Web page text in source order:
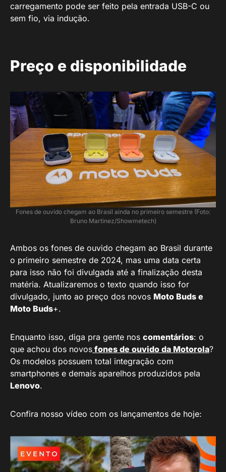
carregamento pode ser feito pela entrada USB-C ou
sem fio, via indução.
Preço e disponibilidade
Fones de ouvido chegam ao Brasil ainda no primeiro semestre (Foto:
Bruno Martinez/Showmetech)
Ambos os fones de ouvido chegam ao Brasil durante
o primeiro semestre de 2024, mas uma data certa
para isso não foi divulgada até a finalização desta
matéria. Atualizaremos o texto quando isso for
divulgado, junto ao preço dos novos Moto Buds e
Moto Buds+.
Enquanto isso, diga pra gente nos comentários: o
que achou dos novos fones de ouvido da Motorola?
Os modelos possuem total integração com
smartphones e demais aparelhos produzidos pela
Lenovo.
Confira nosso vídeo com os lançamentos de hoje: